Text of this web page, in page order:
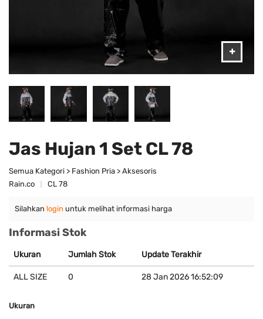
Jas Hujan 1 Set CL 78
Semua Kategori > Fashion Pria > Aksesoris
Rain.co
CL 78
Silahkan login untuk melihat informasi harga
Informasi Stok
Ukuran Jumlah Stok Update Terakhir
ALL SIZE 0 28 Jan 2026 16:52:09
Ukuran